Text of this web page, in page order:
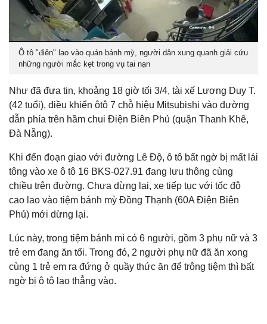
Ô tô "điên" lao vào quán bánh mỳ, người dân xung quanh giải cứu
những người mắc kẹt trong vụ tai nạn
Như đã đưa tin, khoảng 18 giờ tối 3/4, tài xế Lương Duy T.
(42 tuổi), điều khiển ôtô 7 chỗ hiệu Mitsubishi vào đường
dẫn phía trên hầm chui Điện Biên Phủ (quận Thanh Khê,
Đà Nẵng).
Khi đến đoạn giao với đường Lê Độ, ô tô bất ngờ bị mất lái
tông vào xe ô tô 16 BKS-027.91 đang lưu thông cùng
chiều trên đường. Chưa dừng lại, xe tiếp tục với tốc độ
cao lao vào tiệm bánh mỳ Đồng Thạnh (60A Điện Biên
Phủ) mới dừng lại.
Lúc này, trong tiệm bánh mì có 6 người, gồm 3 phụ nữ và 3
trẻ em đang ăn tối. Trong đó, 2 người phụ nữ đã ăn xong
cùng 1 trẻ em ra đứng ở quầy thức ăn để trông tiệm thì bất
ngờ bị ô tô lao thẳng vào.